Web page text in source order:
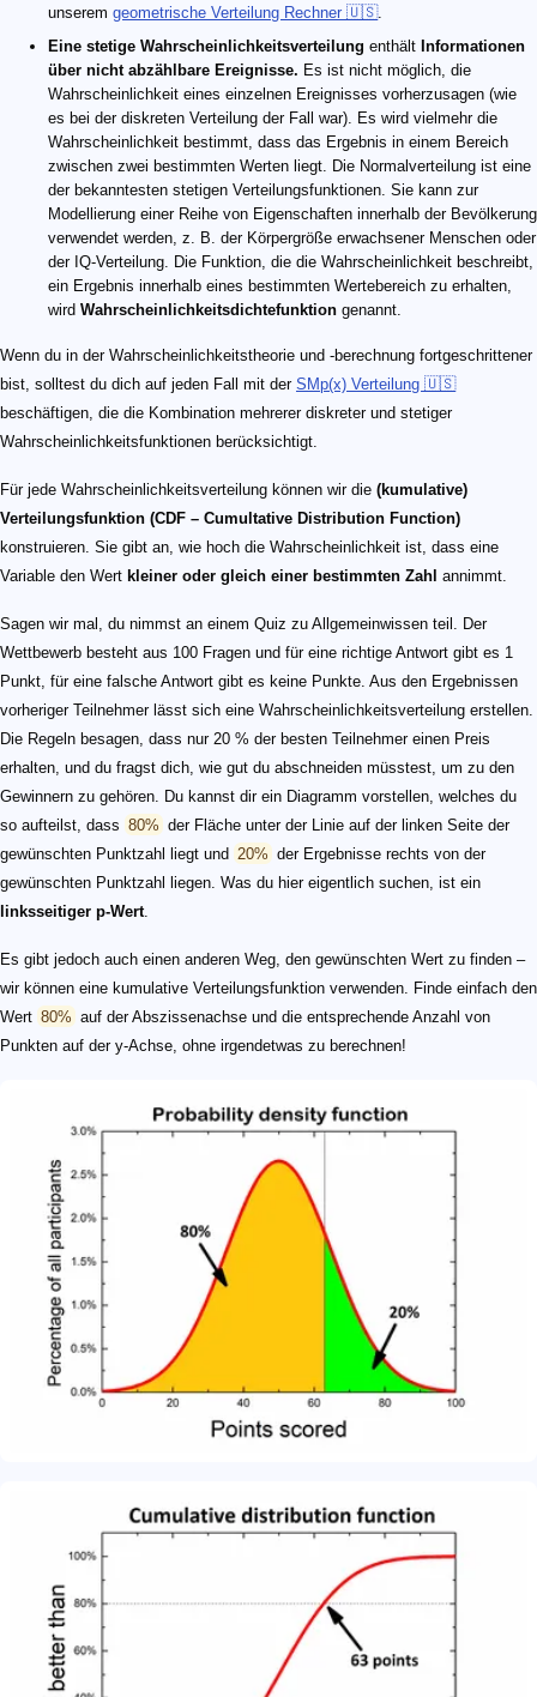
unserem geometrische Verteilung Rechner 🇺🇸.
Eine stetige Wahrscheinlichkeitsverteilung enthält Informationen
über nicht abzählbare Ereignisse. Es ist nicht möglich, die
Wahrscheinlichkeit eines einzelnen Ereignisses vorherzusagen (wie
es bei der diskreten Verteilung der Fall war). Es wird vielmehr die
Wahrscheinlichkeit bestimmt, dass das Ergebnis in einem Bereich
zwischen zwei bestimmten Werten liegt. Die Normalverteilung ist eine
der bekanntesten stetigen Verteilungsfunktionen. Sie kann zur
Modellierung einer Reihe von Eigenschaften innerhalb der Bevölkerung
verwendet werden, z. B. der Körpergröße erwachsener Menschen oder
der IQ-Verteilung. Die Funktion, die die Wahrscheinlichkeit beschreibt,
ein Ergebnis innerhalb eines bestimmten Wertebereich zu erhalten,
wird Wahrscheinlichkeitsdichtefunktion genannt.
Wenn du in der Wahrscheinlichkeitstheorie und -berechnung fortgeschrittener
bist, solltest du dich auf jeden Fall mit der SMp(x) Verteilung 🇺🇸
beschäftigen, die die Kombination mehrerer diskreter und stetiger
Wahrscheinlichkeitsfunktionen berücksichtigt.
Für jede Wahrscheinlichkeitsverteilung können wir die (kumulative)
Verteilungsfunktion (CDF – Cumultative Distribution Function)
konstruieren. Sie gibt an, wie hoch die Wahrscheinlichkeit ist, dass eine
Variable den Wert kleiner oder gleich einer bestimmten Zahl annimmt.
Sagen wir mal, du nimmst an einem Quiz zu Allgemeinwissen teil. Der
Wettbewerb besteht aus 100 Fragen und für eine richtige Antwort gibt es 1
Punkt, für eine falsche Antwort gibt es keine Punkte. Aus den Ergebnissen
vorheriger Teilnehmer lässt sich eine Wahrscheinlichkeitsverteilung erstellen.
Die Regeln besagen, dass nur 20 % der besten Teilnehmer einen Preis
erhalten, und du fragst dich, wie gut du abschneiden müsstest, um zu den
Gewinnern zu gehören. Du kannst dir ein Diagramm vorstellen, welches du
so aufteilst, dass 80% der Fläche unter der Linie auf der linken Seite der
gewünschten Punktzahl liegt und 20% der Ergebnisse rechts von der
gewünschten Punktzahl liegen. Was du hier eigentlich suchen, ist ein
linksseitiger p-Wert.
Es gibt jedoch auch einen anderen Weg, den gewünschten Wert zu finden –
wir können eine kumulative Verteilungsfunktion verwenden. Finde einfach den
Wert 80% auf der Abszissenachse und die entsprechende Anzahl von
Punkten auf der y-Achse, ohne irgendetwas zu berechnen!